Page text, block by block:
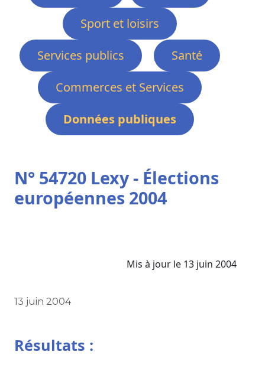
Sport et loisirs
Services publics
Santé
Commerces et Services
Données publiques
N° 54720 Lexy - Élections
européennes 2004
Mis à jour le 13 juin 2004
13 juin 2004
Résultats :